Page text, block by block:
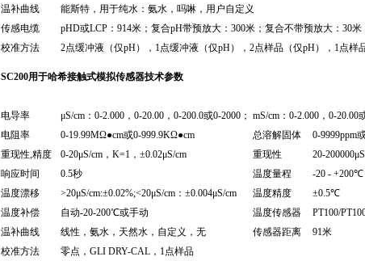
温补曲线
能斯特，用于纯水：氨水，吗啉，用户自定义
传感电缆
pHD或LCP：914米；复合pH带预放大：300米；复合不带预放大：30
校准方法
2点缓冲液（仅pH），1点缓冲液（仅pH），2点样品（仅pH），1点样
SC200用于哈希接触式模拟传感器技术参数
电导率 μS/cm ：0-2.000，0-20.00，0-200.0或0-2000； mS/cm：0-2.000，0-20.00
电阻率
0-19.99MΩ●cm或0-999.9KΩ●cm 总溶解固体 0-9999ppm
重现性,精度
0-20μS/cm ，K=1，±0.02μS/cm 重现性 20-
响应时间
0.5秒 温度量程
-20 - +200℃
温度漂移
>20μS/cm:±0.02%;<20μS/cm ：±0.004μS/cm 温度精度
±0.5℃
温度补偿
自动-20-200℃或手动 温度传感器
PT100/
温补曲线
线性，氨水，天然水，自定义，无 传感器距离 91米
校准方法
零点，GLI DRY-CAL，1点样品